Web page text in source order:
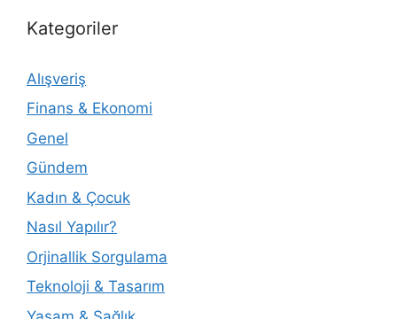
Kategoriler
Alışveriş
Finans & Ekonomi
Genel
Gündem
Kadın & Çocuk
Nasıl Yapılır?
Orjinallik Sorgulama
Teknoloji & Tasarım